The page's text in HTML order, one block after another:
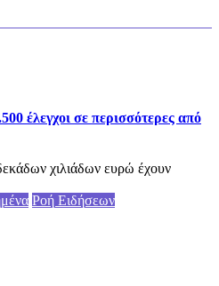
έλεγχοι σε περισσότερες από
χιλιάδων ευρώ έχουν
Ροή Ειδήσεων